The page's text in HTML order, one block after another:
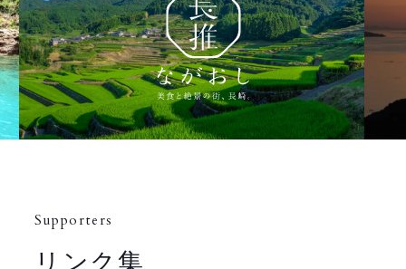
Supporters
リンク集